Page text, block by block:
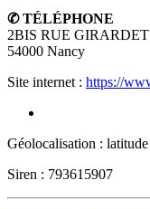
✆ TÉLÉPHONE
2BIS RUE GIRARDET
54000 Nancy
Site internet : https://
Géolocalisation :
Siren : 793615907